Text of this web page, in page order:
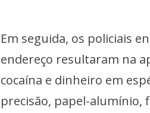
Em seguida, os policiais
endereço resultaram na
cocaína e dinheiro em
precisão, papel-alumínio,